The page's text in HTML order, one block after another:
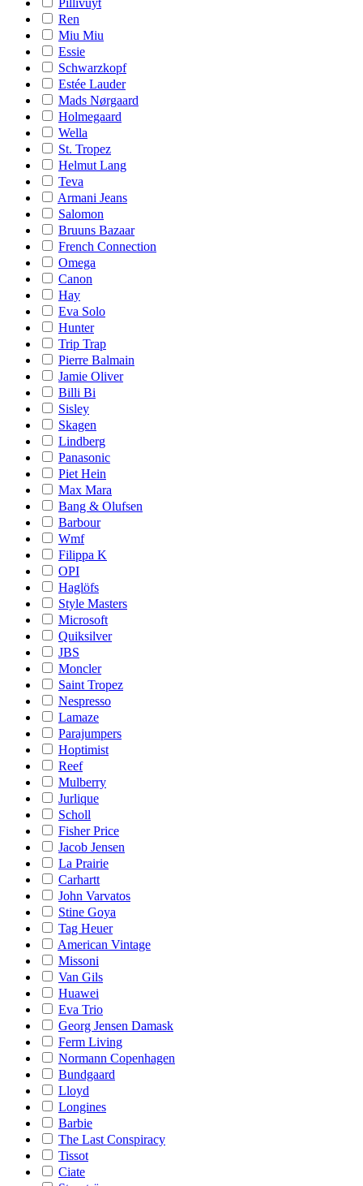
Pillivuyt
Ren
Miu Miu
Essie
Schwarzkopf
Estée Lauder
Mads Nørgaard
Holmegaard
Wella
St. Tropez
Helmut Lang
Teva
Armani Jeans
Salomon
Bruuns Bazaar
French Connection
Omega
Canon
Hay
Eva Solo
Hunter
Trip Trap
Pierre Balmain
Jamie Oliver
Billi Bi
Sisley
Skagen
Lindberg
Panasonic
Piet Hein
Max Mara
Bang & Olufsen
Barbour
Wmf
Filippa K
OPI
Haglöfs
Style Masters
Microsoft
Quiksilver
JBS
Moncler
Saint Tropez
Nespresso
Lamaze
Parajumpers
Hoptimist
Reef
Mulberry
Jurlique
Scholl
Fisher Price
Jacob Jensen
La Prairie
Carhartt
John Varvatos
Stine Goya
Tag Heuer
American Vintage
Missoni
Van Gils
Huawei
Eva Trio
Georg Jensen Damask
Ferm Living
Normann Copenhagen
Bundgaard
Lloyd
Longines
Barbie
The Last Conspiracy
Tissot
Ciate